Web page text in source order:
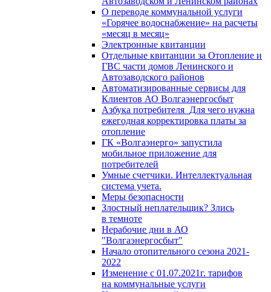
О переводе коммунальной услуги
«Горячее водоснабжение» на расчеты
«месяц в месяц»
Электронные квитанции
Отдельные квитанции за Отопление и
ГВС части домов Ленинского и
Автозаводского районов
Автоматизированные сервисы для
Клиентов АО Волгаэнергосбыт
Азбука потребителя_Для чего нужна
ежегодная корректировка платы за
отопление
ГК «Волгаэнерго» запустила
мобильное приложение для
потребителей
Умные счетчики. Интеллектуальная
система учета.
Меры безопасности
Злостный неплательщик? Злись
в темноте
Нерабочие дни в АО
"Волгаэнергосбыт"
Начало отопительного сезона 2021-
2022
Изменение с 01.07.2021г. тарифов
на коммунальные услуги